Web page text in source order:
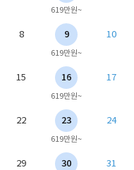
619만원~
8 9
619만원~
10
15 16
619만원~
17
22 23
619만원~
24
29 30 31